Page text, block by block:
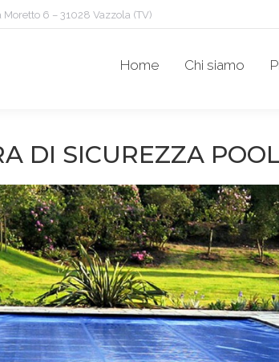
Moretto 6 – 31028 Vazzola (TV)
Home Chi siamo
DI SICUREZZA